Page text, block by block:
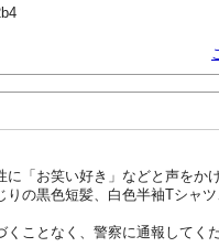
「お笑い好き」などと声をか
の黒色短髪、白色半袖Tシャ
ことなく、警察に通報してくだ